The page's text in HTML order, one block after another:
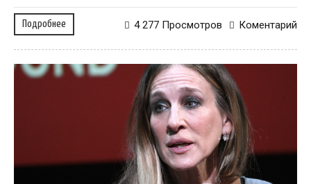
Подробнее Коментарий
4 277 Просмотров